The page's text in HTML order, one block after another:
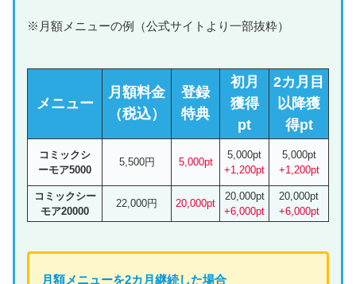
※月額メニューの例（公式サイトより一部抜粋）
メニュー
月額料金
（税込）
登録
特典
初月
獲得
pt
2カ月目
以降獲
得pt
コミックシ
ーモア5000
5,500円 5,000pt
5,000pt
+1,200pt
5,000pt
+1,200pt
コミックシー
モア20000
22,000円 20,000pt
20,000pt
+6,000pt
20,000pt
+6,000pt
月額メニューを2カ月継続した場合